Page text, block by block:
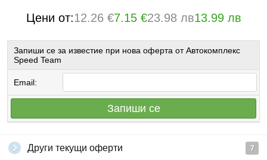
Цени от:12.26 €7.15 €23.98 лв13.99 лв
Запиши се за известие при нова оферта от Автокомплекс
Speed Team
Email:
Запиши се
Други текущи оферти 7